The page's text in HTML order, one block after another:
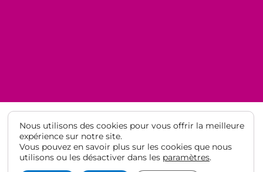
© Lycée Français de Barcelone 2021 Mentions légales
Nous utilisons des cookies pour vous offrir la meilleure
expérience sur notre site.
Vous pouvez en savoir plus sur les cookies que nous
utilisons ou les désactiver dans les paramètres.